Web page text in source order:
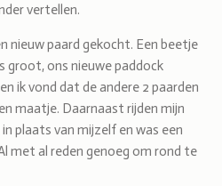
vertellen.
nieuw paard gekocht. Een beetje
groot, ons nieuwe paddock
ik vond dat de andere 2 paarden
maatje. Daarnaast rijden mijn
plaats van mijzelf en was een
met al reden genoeg om rond te